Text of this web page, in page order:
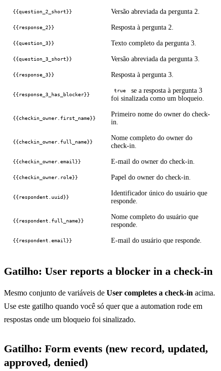
{{question_2_short}} Versão abreviada da pergunta 2.
{{response_2}} Resposta à pergunta 2.
{{question_3}} Texto completo da pergunta 3.
{{question_3_short}} Versão abreviada da pergunta 3.
{{response_3}} Resposta à pergunta 3.
{{response_3_has_blocker}}
true
se a resposta à pergunta 3
foi sinalizada como um bloqueio.
{{checkin_owner.first_name}}
Primeiro nome do owner do check-
in.
{{checkin_owner.full_name}}
Nome completo do owner do
check-in.
{{checkin_owner.email}} E-mail do owner do check-in.
{{checkin_owner.role}} Papel do owner do check-in.
{{respondent.uuid}}
Identificador único do usuário que
responde.
{{respondent.full_name}}
Nome completo do usuário que
responde.
{{respondent.email}} E-mail do usuário que responde.
Gatilho: User reports a blocker in a check-in
Mesmo conjunto de variáveis de User completes a check-in acima.
Use este gatilho quando você só quer que a automation rode em
respostas onde um bloqueio foi sinalizado.
Gatilho: Form events (new record, updated,
approved, denied)